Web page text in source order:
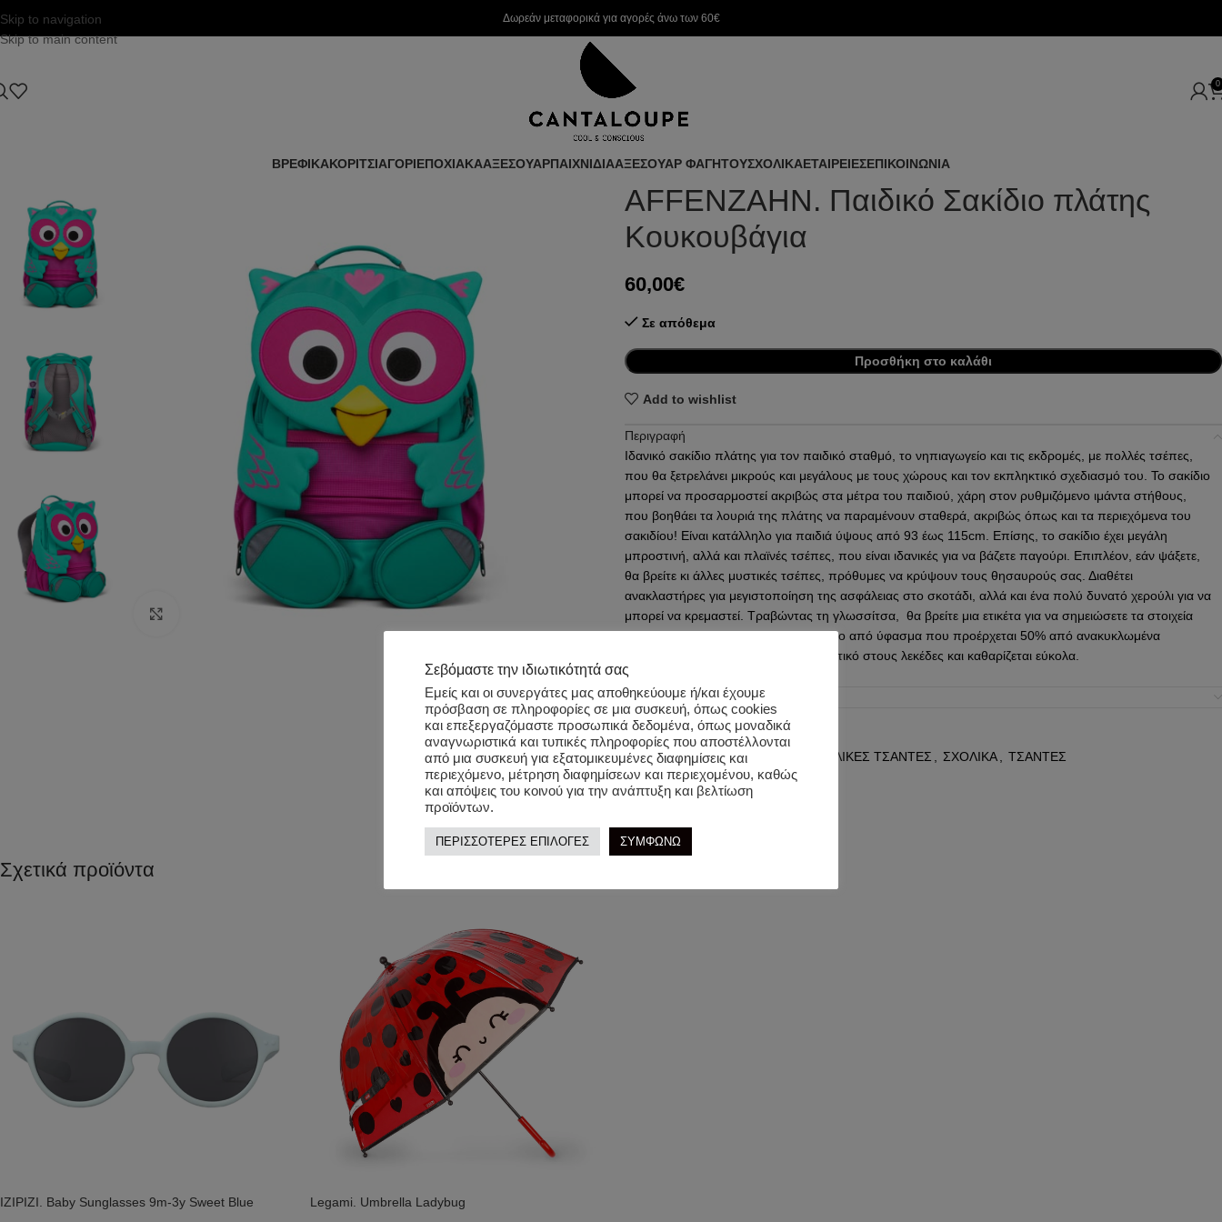
Skip to navigation
Skip to main content
Δωρεάν μεταφορικά για αγορές άνω των 60€
0
ΒΡΕΦΙΚΑΚΟΡΙΤΣΙΑΓΟΡΙΕΠΟΧΙΑΚΑΑΞΕΣΟΥΑΡΠΑΙΧΝΙΔΙΑΑΞΕΣΟΥΑΡ ΦΑΓΗΤΟΥΣΧΟΛΙΚΑΕΤΑΙΡΕΙΕΣΕΠΙΚΟΙΝΩΝΙΑ
AFFENZAHN. Παιδικό Σακίδιο πλάτης
Κουκουβάγια
60,00€
Σε απόθεμα
Προσθήκη στο καλάθι
Add to wishlist
Περιγραφή
Ιδανικό σακίδιο πλάτης για τον παιδικό σταθμό, το νηπιαγωγείο και τις εκδρομές, με πολλές τσέπες,
που θα ξετρελάνει μικρούς και μεγάλους με τους χώρους και τον εκπληκτικό σχεδιασμό του. Το σακίδιο
μπορεί να προσαρμοστεί ακριβώς στα μέτρα του παιδιού, χάρη στον ρυθμιζόμενο ιμάντα στήθους,
που βοηθάει τα λουριά της πλάτης να παραμένουν σταθερά, ακριβώς όπως και τα περιεχόμενα του
σακιδίου! Είναι κατάλληλο για παιδιά ύψους από 93 έως 115cm. Επίσης, το σακίδιο έχει μεγάλη
μπροστινή, αλλά και πλαϊνές τσέπες, που είναι ιδανικές για να βάζετε παγούρι. Επιπλέον, εάν ψάξετε,
θα βρείτε κι άλλες μυστικές τσέπες, πρόθυμες να κρύψουν τους θησαυρούς σας. Διαθέτει
ανακλαστήρες για μεγιστοποίηση της ασφάλειας στο σκοτάδι, αλλά και ένα πολύ δυνατό χερούλι για να
μπορεί να κρεμαστεί. Τραβώντας τη γλωσσίτσα, θα βρείτε μια ετικέτα για να σημειώσετε τα στοιχεία
του μικρού σας. Είναι κατασκευασμένο από ύφασμα που προέρχεται 50% από ανακυκλωμένα
μπουκάλια και είναι αδιάβροχο, ανθεκτικό στους λεκέδες και καθαρίζεται εύκολα.
Φιλικό προς το περιβάλλον, καθώς έχουν χρησιμοποιηθεί υλικά από ανακυκλωμένες φιάλες PET κατά
την παραγωγή.
Διαστάσεις: 20 x 12 x 31 εκ/ 3-5/ Χωρητικότητα: 8 λίτρα
Επιπλέον πληροφορίες
Κωδικός προϊόντος:afz-fal006
Κατηγορίες: ΑΞΕΣΟΥΑΡ ΠΡΟΣΧΟΛΙΚΕΣ ΤΣΑΝΤΕΣ ΣΧΟΛΙΚΑ
ΤΣΑΝΤΕΣ
Ετικέτα: Affenzahn
Σχετικά προϊόντα
IZIPIZI. Baby Sunglasses 9m-3y Sweet Blue Legami. Umbrella Ladybug
Σεβόμαστε την ιδιωτικότητά σας
Εμείς και οι συνεργάτες μας αποθηκεύουμε ή/και έχουμε
πρόσβαση σε πληροφορίες σε μια συσκευή, όπως cookies
και επεξεργαζόμαστε προσωπικά δεδομένα, όπως μοναδικά
αναγνωριστικά και τυπικές πληροφορίες που αποστέλλονται
από μια συσκευή για εξατομικευμένες διαφημίσεις και
περιεχόμενο, μέτρηση διαφημίσεων και περιεχομένου, καθώς
και απόψεις του κοινού για την ανάπτυξη και βελτίωση
προϊόντων.
ΠΕΡΙΣΣΟΤΕΡΕΣ ΕΠΙΛΟΓΕΣ ΣΥΜΦΩΝΩ